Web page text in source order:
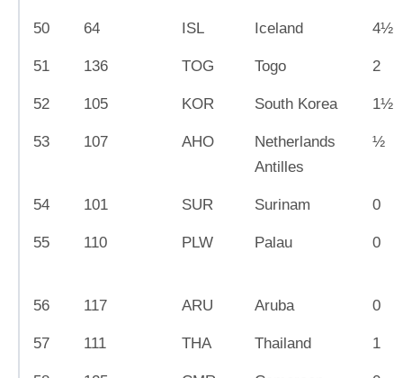
50 64 ISL Iceland 4½
51 136 TOG Togo 2
52 105 KOR South Korea 1½
53 107 AHO
Netherlands
Antilles
½
54 101 SUR Surinam 0
55 110 PLW Palau 0
56 117 ARU Aruba 0
57 111 THA Thailand 1